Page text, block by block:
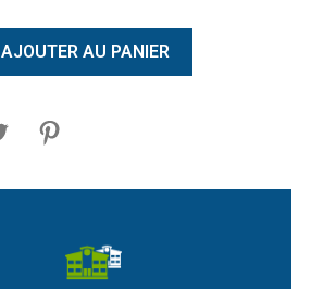
AJOUTER AU PANIER